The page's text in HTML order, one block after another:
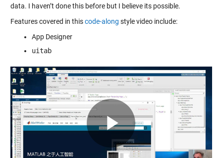
data. I haven’t done this before but I believe its possible.
Features covered in thiscode-along style video include:
App Designer
uitab
Play